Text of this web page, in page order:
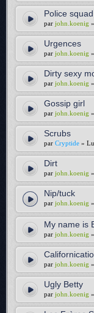
Police
par john.koenig
Urgences
par john.koenig
Dirty sexy
par john.koenig
Gossip girl
par john.koenig
Scrubs
par Cryptide »
Dirt
par john.koenig
Nip/tuck
par john.koenig
My name is
par john.koenig
par john.koenig
Ugly Betty
par john.koenig